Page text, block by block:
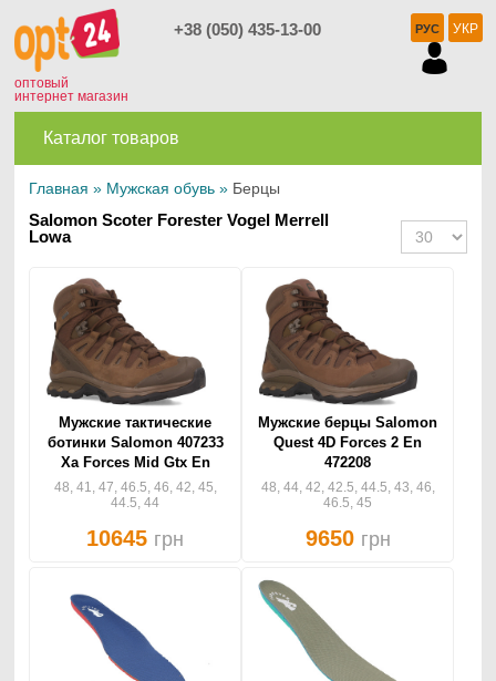
оптовый
интернет магазин
+38 (050) 435-13-00 РУС УКР
Каталог товаров
Главная » Мужская обувь » Берцы
Salomon Scoter Forester Vogel Merrell
Lowa
Мужские тактические
ботинки Salomon 407233
Xa Forces Mid Gtx En
48, 41, 47, 46.5, 46, 42, 45,
44.5, 44
10645 грн
Мужские берцы Salomon
Quest 4D Forces 2 En
472208
48, 44, 42, 42.5, 44.5, 43, 46,
46.5, 45
9650 грн